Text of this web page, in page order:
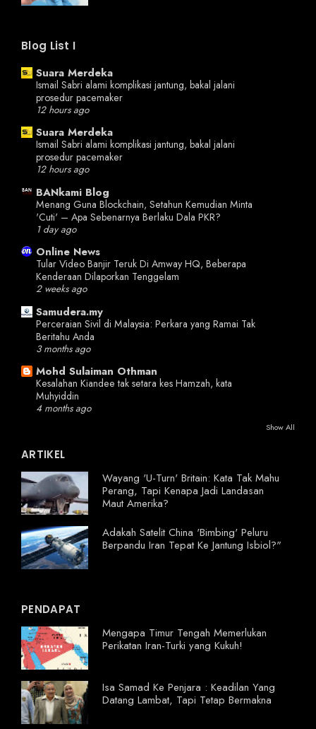
Blog List I
Suara Merdeka
Ismail Sabri alami komplikasi jantung, bakal jalani
prosedur pacemaker
12 hours ago
Suara Merdeka
Ismail Sabri alami komplikasi jantung, bakal jalani
prosedur pacemaker
12 hours ago
BANkami Blog
Menang Guna Blockchain, Setahun Kemudian Minta
'Cuti' – Apa Sebenarnya Berlaku Dala PKR?
1 day ago
Online News
Tular Video Banjir Teruk Di Amway HQ, Beberapa
Kenderaan Dilaporkan Tenggelam
2 weeks ago
Samudera.my
Perceraian Sivil di Malaysia: Perkara yang Ramai Tak
Beritahu Anda
3 months ago
Mohd Sulaiman Othman
Kesalahan Kiandee tak setara kes Hamzah, kata
Muhyiddin
4 months ago
Show All
ARTIKEL
Wayang 'U-Turn' Britain: Kata Tak Mahu
Perang, Tapi Kenapa Jadi Landasan
Maut Amerika?
Adakah Satelit China 'Bimbing' Peluru
Berpandu Iran Tepat Ke Jantung Isbiol?"
PENDAPAT
Mengapa Timur Tengah Memerlukan
Perikatan Iran-Turki yang Kukuh!
Isa Samad Ke Penjara : Keadilan Yang
Datang Lambat, Tapi Tetap Bermakna